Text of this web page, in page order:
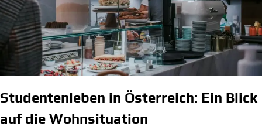
Studentenleben in Österreich: Ein Blick
auf die Wohnsituation